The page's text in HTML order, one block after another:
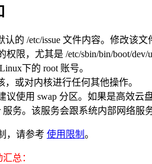
的 /etc/issue 文件内容。修改该
限，尤其是 /etc/sbin/bin/boot/
下的 root 账号。
或对内核进行任何其他操作。
使用 swap 分区。如果是高效云
服务。该服务会跟系统内部网络服
，请参考 使用限制 。
总：